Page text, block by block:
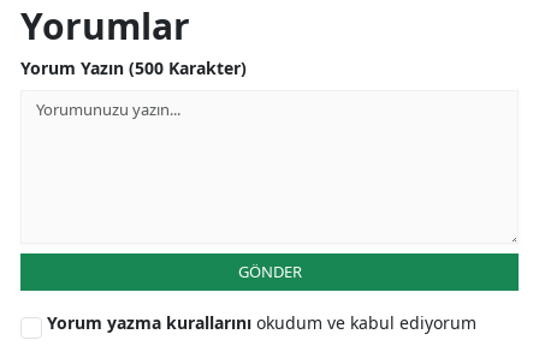
Kırklareli
Yorumlar
Yorum Yazın (500 Karakter)
GÖNDER
Yorum yazma kurallarını okudum ve kabul ediyorum